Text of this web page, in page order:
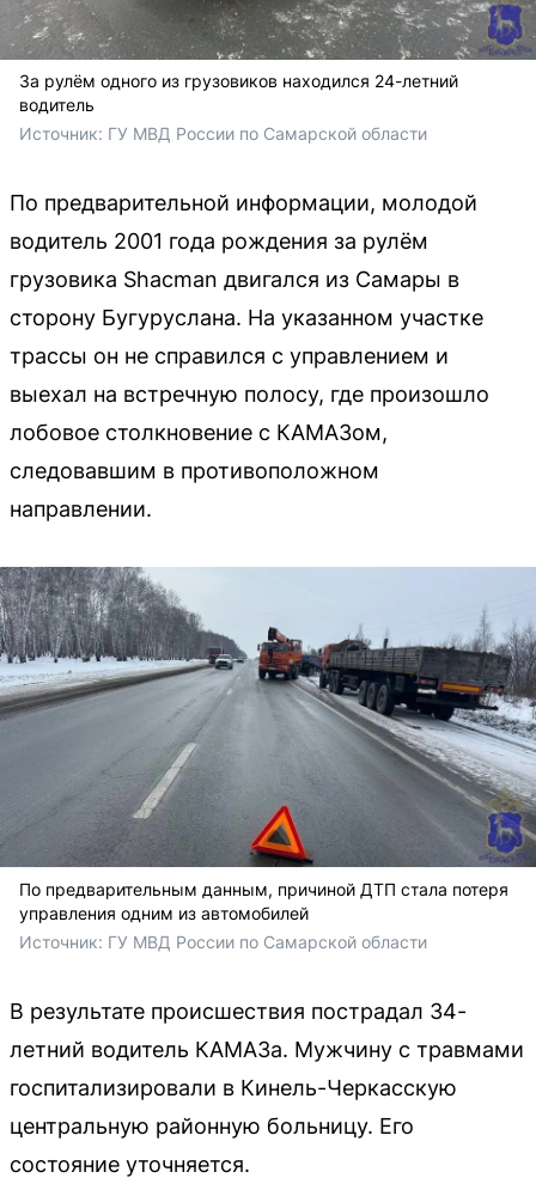
За рулём одного из грузовиков находился 24-летний
водитель
Источник: ГУ МВД России по Самарской области
По предварительной информации, молодой
водитель 2001 года рождения за рулём
грузовика Shacman двигался из Самары в
сторону Бугуруслана. На указанном участке
трассы он не справился с управлением и
выехал на встречную полосу, где произошло
лобовое столкновение с КАМАЗом,
следовавшим в противоположном
направлении.
По предварительным данным, причиной ДТП стала потеря
управления одним из автомобилей
Источник: ГУ МВД России по Самарской области
В результате происшествия пострадал 34-
летний водитель КАМАЗа. Мужчину с травмами
госпитализировали в Кинель-Черкасскую
центральную районную больницу. Его
состояние уточняется.